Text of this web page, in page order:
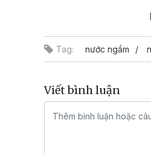
Tag: nước ngầm
Viết bình luận